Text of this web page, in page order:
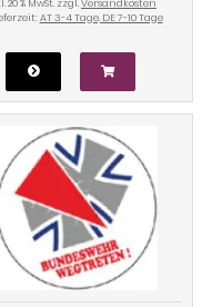
20 % MwSt. zzgl.Versandkosten
AT 3-4 Tage, DE 7-10 Tage